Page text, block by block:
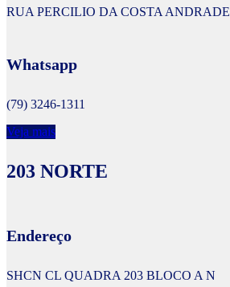
RUA PERCILIO DA COSTA ANDRADE
Whatsapp
(79) 3246-1311
Veja mais
203 NORTE
Endereço
SHCN CL QUADRA 203 BLOCO A N